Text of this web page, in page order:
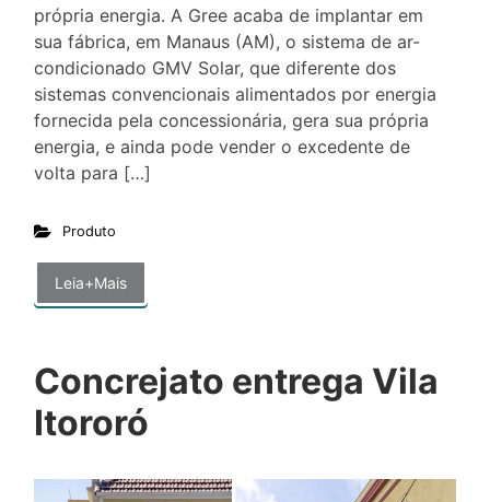
própria energia. A Gree acaba de implantar em
sua fábrica, em Manaus (AM), o sistema de ar-
condicionado GMV Solar, que diferente dos
sistemas convencionais alimentados por energia
fornecida pela concessionária, gera sua própria
energia, e ainda pode vender o excedente de
volta para […]
Produto
Leia+Mais
Concrejato entrega Vila
Itororó